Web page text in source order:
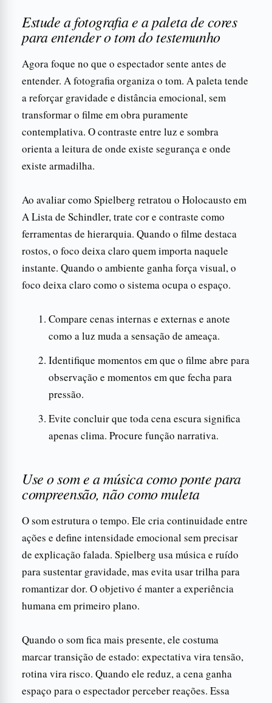
Estude a fotografia e a paleta de cores
para entender o tom do testemunho
Agora foque no que o espectador sente antes de
entender. A fotografia organiza o tom. A paleta tende
a reforçar gravidade e distância emocional, sem
transformar o filme em obra puramente
contemplativa. O contraste entre luz e sombra
orienta a leitura de onde existe segurança e onde
existe armadilha.
Ao avaliar como Spielberg retratou o Holocausto em
A Lista de Schindler, trate cor e contraste como
ferramentas de hierarquia. Quando o filme destaca
rostos, o foco deixa claro quem importa naquele
instante. Quando o ambiente ganha força visual, o
foco deixa claro como o sistema ocupa o espaço.
Compare cenas internas e externas e anote
como a luz muda a sensação de ameaça.
Identifique momentos em que o filme abre para
observação e momentos em que fecha para
pressão.
Evite concluir que toda cena escura significa
apenas clima. Procure função narrativa.
Use o som e a música como ponte para
compreensão, não como muleta
O som estrutura o tempo. Ele cria continuidade entre
ações e define intensidade emocional sem precisar
de explicação falada. Spielberg usa música e ruído
para sustentar gravidade, mas evita usar trilha para
romantizar dor. O objetivo é manter a experiência
humana em primeiro plano.
Quando o som fica mais presente, ele costuma
marcar transição de estado: expectativa vira tensão,
rotina vira risco. Quando ele reduz, a cena ganha
espaço para o espectador perceber reações. Essa